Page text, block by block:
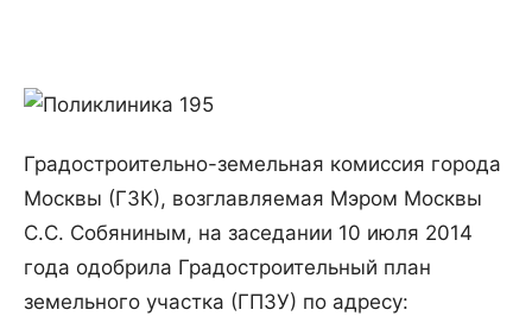
Градостроительно-земельная комиссия города
Москвы (ГЗК), возглавляемая Мэром Москвы
С.С. Собяниным, на заседании 10 июля 2014
года одобрила Градостроительный план
земельного участка (ГПЗУ) по адресу: